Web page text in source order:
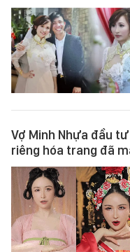
Vợ Minh Nhựa đầu
riêng hóa trang đã